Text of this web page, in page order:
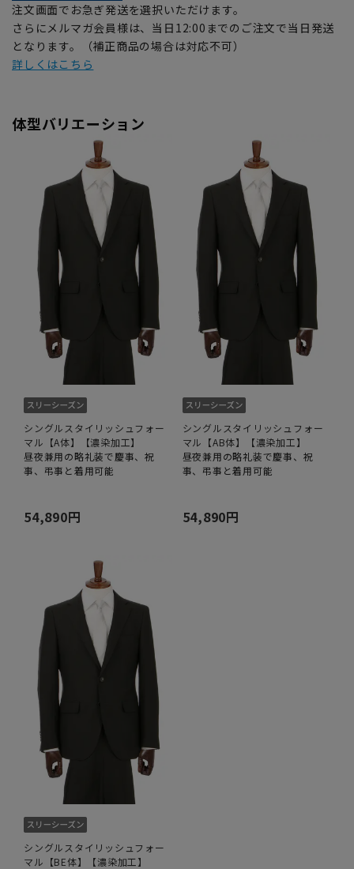
注文画面でお急ぎ発送を選択いただけます。
さらにメルマガ会員様は、当日12:00までのご注文で当日発送
となります。（補正商品の場合は対応不可）
詳しくはこちら
体型バリエーション
シングルスタイリッシュフォー
マル【A体】【濃染加工】
昼夜兼用の略礼装で慶事、祝
事、弔事と着用可能
54,890円
シングルスタイリッシュフォー
マル【AB体】【濃染加工】
昼夜兼用の略礼装で慶事、祝
事、弔事と着用可能
54,890円
シングルスタイリッシュフォー
マル【BE体】【濃染加工】